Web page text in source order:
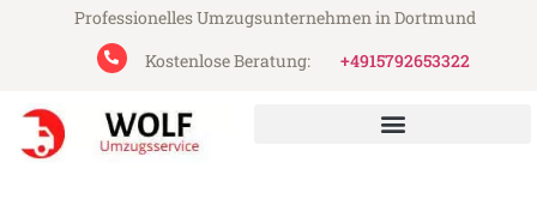
Professionelles Umzugsunternehmen in Dortmund
Kostenlose Beratung:
+4915792653322